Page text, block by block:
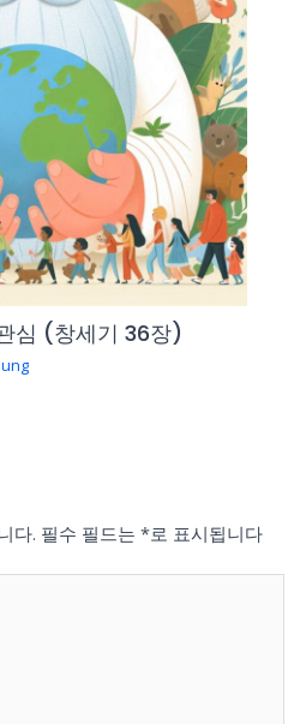
심 (창세기 36장)
다. 필수 필드는 *로 표시됩니다